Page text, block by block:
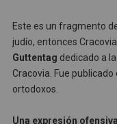
Este es un fragmento
judío, entonces
Guttentag dedicado a
Cracovia. Fue
ortodoxos.
Una expresión